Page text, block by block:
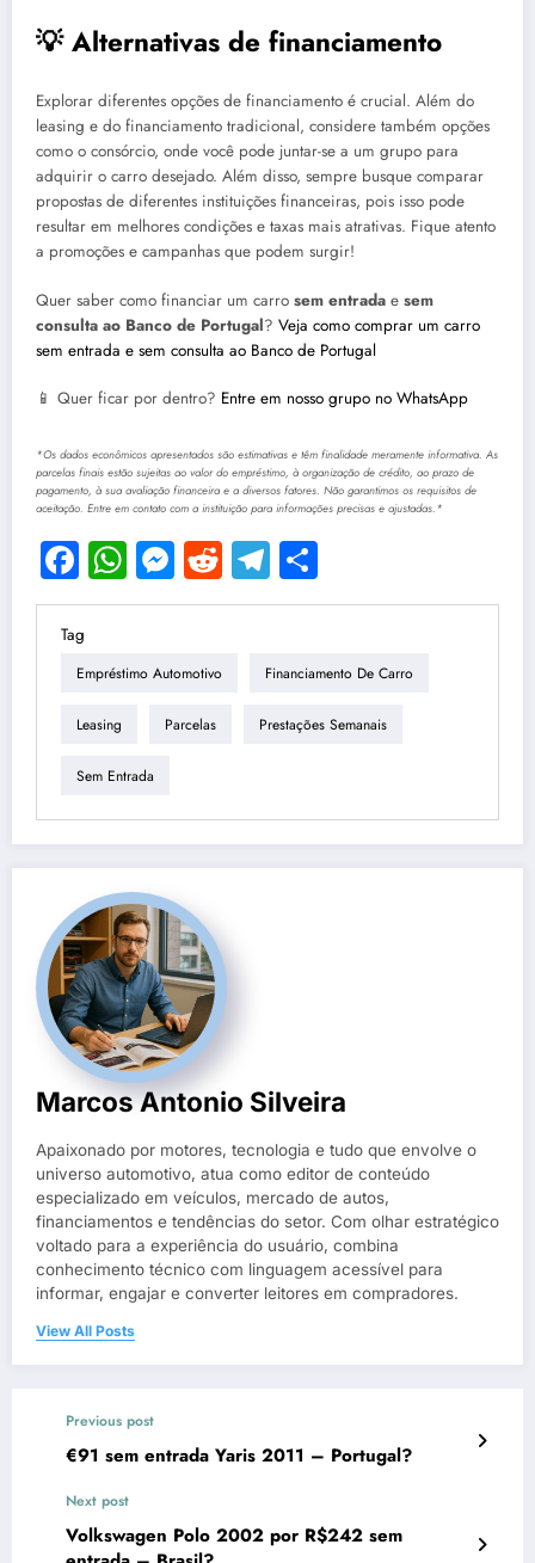
💡 Alternativas de financiamento
Explorar diferentes opções de financiamento é crucial. Além do
leasing e do financiamento tradicional, considere também opções
como o consórcio, onde você pode juntar-se a um grupo para
adquirir o carro desejado. Além disso, sempre busque comparar
propostas de diferentes instituições financeiras, pois isso pode
resultar em melhores condições e taxas mais atrativas. Fique atento
a promoções e campanhas que podem surgir!
Quer saber como financiar um carro sem entrada e sem
consulta ao Banco de Portugal? Veja como comprar um carro
sem entrada e sem consulta ao Banco de Portugal
📱 Quer ficar por dentro? Entre em nosso grupo no WhatsApp
*Os dados econômicos apresentados são estimativas e têm finalidade meramente informativa. As
parcelas finais estão sujeitas ao valor do empréstimo, à organização de crédito, ao prazo de
pagamento, à sua avaliação financeira e a diversos fatores. Não garantimos os requisitos de
aceitação. Entre em contato com a instituição para informações precisas e ajustadas.*
Facebook
WhatsApp
Messenger
RedditTelegram
Tag
Empréstimo Automotivo Financiamento De Carro
Leasing Parcelas Prestações Semanais
Sem Entrada
Marcos Antonio Silveira
Apaixonado por motores, tecnologia e tudo que envolve o
universo automotivo, atua como editor de conteúdo
especializado em veículos, mercado de autos,
financiamentos e tendências do setor. Com olhar estratégico
voltado para a experiência do usuário, combina
conhecimento técnico com linguagem acessível para
informar, engajar e converter leitores em compradores.
View All Posts
Previous post
€91 sem entrada Yaris 2011 – Portugal?
Next post
Volkswagen Polo 2002 por R$242 sem